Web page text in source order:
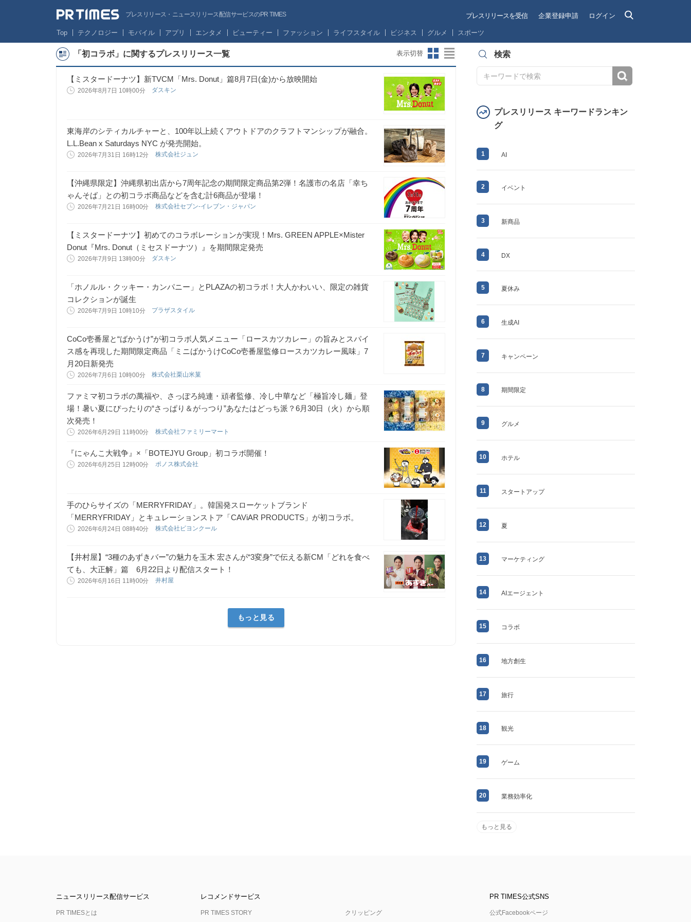
プレスリリース・ニュースリリース配信サービスのPR TIMES プレスリリースを受信 企業登録申請 ログイン
Top テクノロジー モバイル アプリ エンタメ ビューティー ファッション ライフスタイル ビジネス グルメ スポーツ
「初コラボ」に関するプレスリリース一覧 表示切替
【ミスタードーナツ】新TVCM「Mrs. Donut」篇8月7日(金)から放映開始
2026年8月7日 10時00分 ダスキン
東海岸のシティカルチャーと、100年以上続くアウトドアのクラフトマンシップが融合。
L.L.Bean x Saturdays NYC が発売開始。
2026年7月31日 16時12分 株式会社ジュン
【沖縄県限定】沖縄県初出店から7周年記念の期間限定商品第2弾！名護市の名店「幸ち
ゃんそば」との初コラボ商品などを含む計6商品が登場！
2026年7月21日 16時00分 株式会社セブン‐イレブン・ジャパン
【ミスタードーナツ】初めてのコラボレーションが実現！Mrs. GREEN APPLE×Mister
Donut『Mrs. Donut（ミセスドーナツ）』を期間限定発売
2026年7月9日 13時00分 ダスキン
「ホノルル・クッキー・カンパニー」とPLAZAの初コラボ！大人かわいい、限定の雑貨
コレクションが誕生
2026年7月9日 10時10分 プラザスタイル
CoCo壱番屋と“ばかうけ”が初コラボ人気メニュー「ロースカツカレー」の旨みとスパイ
ス感を再現した期間限定商品「ミニばかうけCoCo壱番屋監修ロースカツカレー風味」7
月20日新発売
2026年7月6日 10時00分 株式会社栗山米菓
ファミマ初コラボの萬福や、さっぽろ純連・頑者監修、冷し中華など「極旨冷し麺」登
場！暑い夏にぴったりの“さっぱり＆がっつり”あなたはどっち派？6月30日（火）から順
次発売！
2026年6月29日 11時00分 株式会社ファミリーマート
『にゃんこ大戦争』×「BOTEJYU Group」初コラボ開催！
2026年6月25日 12時00分 ポノス株式会社
手のひらサイズの「MERRYFRIDAY」。韓国発スローケットブランド
「MERRYFRIDAY」とキュレーションストア「CAViAR PRODUCTS」が初コラボ。
2026年6月24日 08時40分 株式会社ビヨンクール
【井村屋】“3種のあずきバー”の魅力を玉木 宏さんが“3変身”で伝える新CM「どれを食べ
ても、大正解」篇 6月22日より配信スタート！
2026年6月16日 11時00分 井村屋
もっと見る
検索
プレスリリース キーワードランキン
グ
1 AI
2 イベント
3 新商品
4 DX
5 夏休み
6 生成AI
7 キャンペーン
8 期間限定
9 グルメ
10 ホテル
11 スタートアップ
12 夏
13 マーケティング
14 AIエージェント
15 コラボ
16 地方創生
17 旅行
18 観光
19 ゲーム
20 業務効率化
もっと見る
ニュースリリース配信サービス
PR TIMESとは
レコメンドサービス
PR TIMES STORY クリッピング
PR TIMES公式SNS
公式Facebookページ